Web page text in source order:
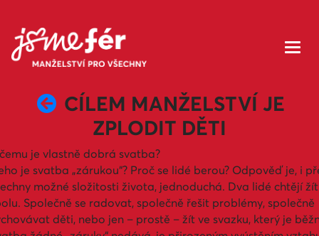
CÍLEM MANŽELSTVÍ JE
ZPLODIT DĚTI
je vlastně dobrá svatba?
je svatba „zárukou“? Proč se lidé berou? Odpověď je, i
možné složitosti života, jednoduchá. Dva lidé chtějí žít
Společně se radovat, společně řešit problémy, společně
děti, nebo jen – prostě – žít ve svazku, který je